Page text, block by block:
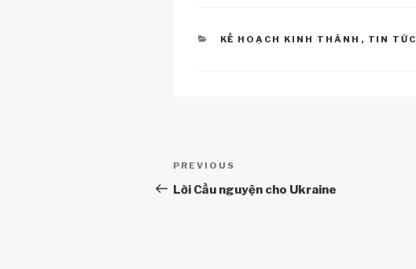
CATEGORIES
KẾ HOẠCH KINH THÁNH , TIN TỨC
Điều
hướng
Previous
Post
PREVIOUS
Lời Cầu nguyện cho Ukraine